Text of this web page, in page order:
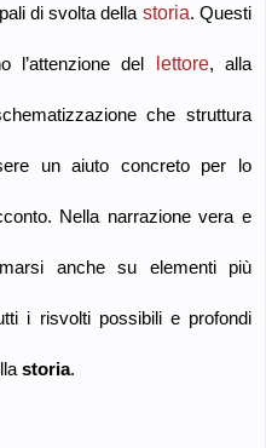
di svolta della storia. Questi
l’attenzione del lettore, alla
che struttura
un aiuto concreto per lo
Nella narrazione vera e
anche su elementi più
i risvolti possibili e profondi
storia.